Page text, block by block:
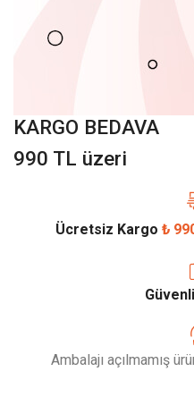
KARGO BEDAVA
990 TL üzeri
Ücretsiz Kargo ₺
Güvenli
Ambalajı açılmamış